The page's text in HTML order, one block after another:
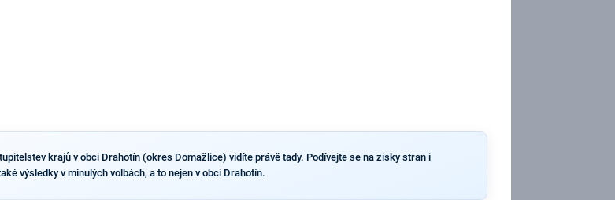
krajů v obci Drahotín (okres Domažlice) vidíte právě tady. Podívejte se na zisky stran i
výsledky v minulých volbách, a to nejen v obci Drahotín.